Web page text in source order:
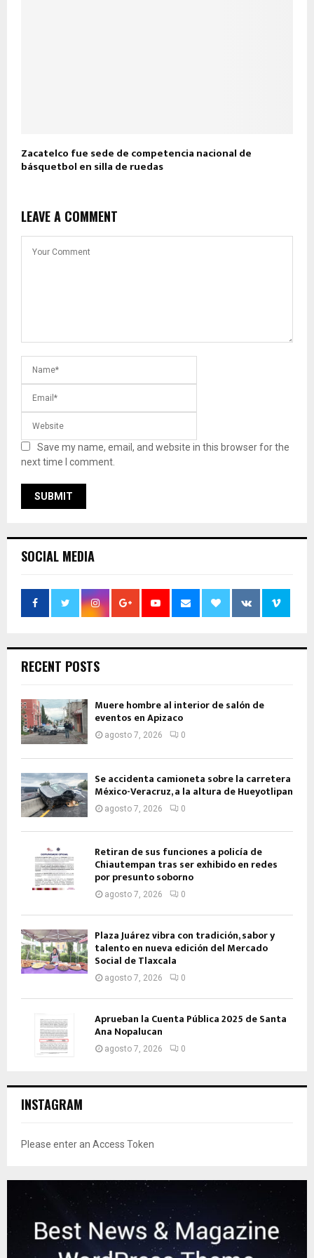
Zacatelco fue sede de competencia nacional de
básquetbol en silla de ruedas
LEAVE A COMMENT
Save my name, email, and website in this browser for the
next time I comment.
SOCIAL MEDIA
RECENT POSTS
Muere hombre al interior de salón de
eventos en Apizaco
agosto 7, 2026 0
Se accidenta camioneta sobre la carretera
México-Veracruz, a la altura de Hueyotlipan
agosto 7, 2026 0
Retiran de sus funciones a policía de
Chiautempan tras ser exhibido en redes
por presunto soborno
agosto 7, 2026 0
Plaza Juárez vibra con tradición, sabor y
talento en nueva edición del Mercado
Social de Tlaxcala
agosto 7, 2026 0
Aprueban la Cuenta Pública 2025 de Santa
Ana Nopalucan
agosto 7, 2026 0
INSTAGRAM
Please enter an Access Token